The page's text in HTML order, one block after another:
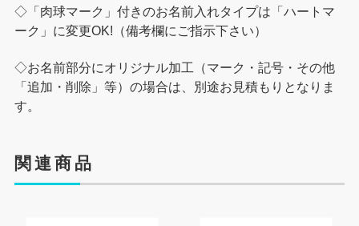
◇「肉球マーク」付きのお名前入れタイプは「ハートマ
ーク」に変更OK!（備考欄にご指示下さい）
◇お名前部分にオリジナル加工（マーク・記号・その他
「追加・削除」等）の場合は、別途お見積もりとなりま
す。
関連商品